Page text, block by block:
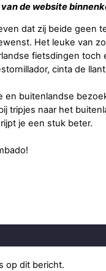
de website
dat zij beide geen
Het leuke van
fietsdingen
cinta de
en buitenlandse
tripjes naar het
je een stuk beter.
op dit bericht.